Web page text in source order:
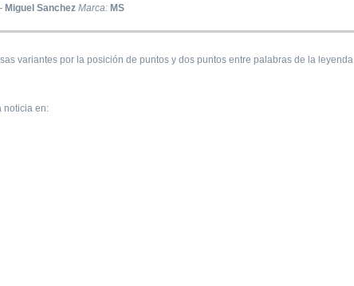
Miguel Sanchez Marca: MS
variantes por la posición de puntos y dos puntos entre palabras de la leyenda
noticia en: